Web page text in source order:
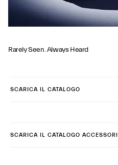
Rarely Seen. Always Heard
SCARICA IL CATALOGO
SCARICA IL CATALOGO ACCESSORI